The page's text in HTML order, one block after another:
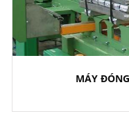
MÁY